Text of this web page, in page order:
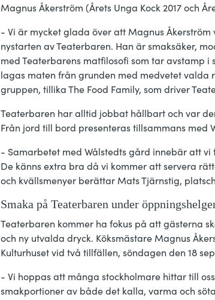
Magnus Åkerström (Årets Unga Kock 2017 och
- Vi är mycket glada över att Magnus
nystarten av Teaterbaren. Han är smaksäker,
med Teaterbarens matfilosofi som tar avstamp
lagas maten från grunden med medvetet
gruppen, tillika The Food Family, som driver
Teaterbaren har alltid jobbat hållbart och var
Från jord till bord presenteras tillsammans med
- Samarbetet med Wålstedts gård innebär att
De känns extra bra då vi kommer att servera
och kvällsmenyer berättar Mats Tjärnstig,
Smaka på Teaterbaren under
Teaterbaren kommer ha fokus på att gästerna
och ny utvalda dryck. Köksmästare Magnus
Kulturhuset vid två tillfällen, söndagen den 18
- Vi hoppas att många stockholmare hittar till
smakportioner av både det kalla, varma och